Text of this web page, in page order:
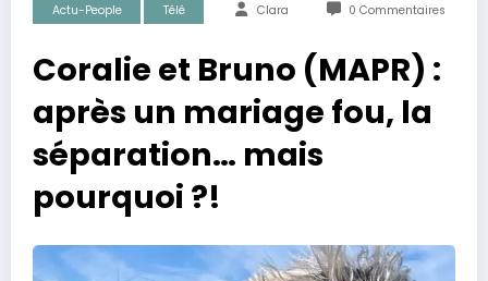
Actu-People Télé Clara 0 Commentaires
Coralie et Bruno (MAPR) :
après un mariage fou, la
séparation… mais
pourquoi ?!